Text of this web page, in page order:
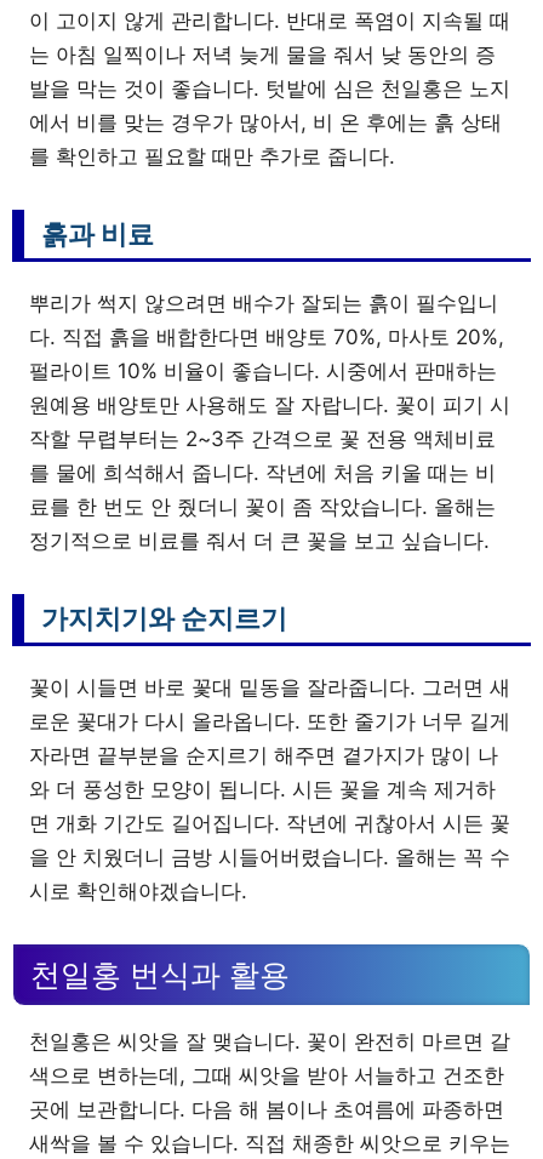
이 고이지 않게 관리합니다. 반대로 폭염이 지속될 때
는 아침 일찍이나 저녁 늦게 물을 줘서 낮 동안의 증
발을 막는 것이 좋습니다. 텃밭에 심은 천일홍은 노지
에서 비를 맞는 경우가 많아서, 비 온 후에는 흙 상태
를 확인하고 필요할 때만 추가로 줍니다.
흙과 비료
뿌리가 썩지 않으려면 배수가 잘되는 흙이 필수입니
다. 직접 흙을 배합한다면 배양토 70%, 마사토 20%,
펄라이트 10% 비율이 좋습니다. 시중에서 판매하는
원예용 배양토만 사용해도 잘 자랍니다. 꽃이 피기 시
작할 무렵부터는 2~3주 간격으로 꽃 전용 액체비료
를 물에 희석해서 줍니다. 작년에 처음 키울 때는 비
료를 한 번도 안 줬더니 꽃이 좀 작았습니다. 올해는
정기적으로 비료를 줘서 더 큰 꽃을 보고 싶습니다.
가지치기와 순지르기
꽃이 시들면 바로 꽃대 밑동을 잘라줍니다. 그러면 새
로운 꽃대가 다시 올라옵니다. 또한 줄기가 너무 길게
자라면 끝부분을 순지르기 해주면 곁가지가 많이 나
와 더 풍성한 모양이 됩니다. 시든 꽃을 계속 제거하
면 개화 기간도 길어집니다. 작년에 귀찮아서 시든 꽃
을 안 치웠더니 금방 시들어버렸습니다. 올해는 꼭 수
시로 확인해야겠습니다.
천일홍 번식과 활용
천일홍은 씨앗을 잘 맺습니다. 꽃이 완전히 마르면 갈
색으로 변하는데, 그때 씨앗을 받아 서늘하고 건조한
곳에 보관합니다. 다음 해 봄이나 초여름에 파종하면
새싹을 볼 수 있습니다. 직접 채종한 씨앗으로 키우는